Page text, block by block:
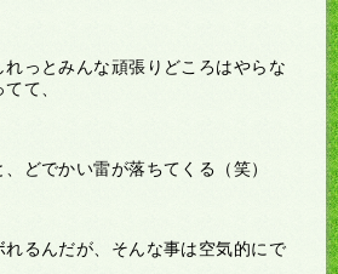
っとみんな頑張りどころはやらな
て、
どでかい雷が落ちてくる（笑）
るんだが、そんな事は空気的にで